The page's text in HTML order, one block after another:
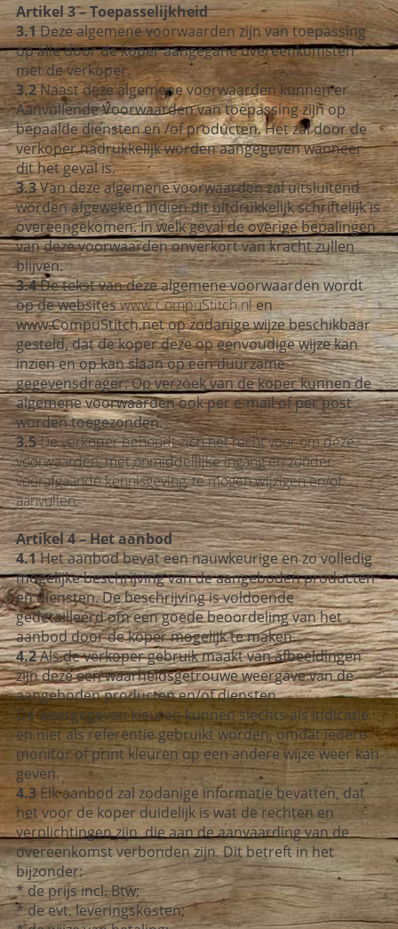
Artikel 3 – Toepasselijkheid
3.1Deze algemene voorwaarden zijn van toepassing
op alle door de koper aangegane overeenkomsten
met de verkoper.
3.2Naast deze algemene voorwaarden kunnen er
Aanvullende Voorwaarden van toepassing zijn op
bepaalde diensten en /of producten. Het zal door de
verkoper nadrukkelijk worden aangegeven wanneer
dit het geval is.
3.3Van deze algemene voorwaarden zal uitsluitend
worden afgeweken indien dit uitdrukkelijk schriftelijk is
overeengekomen. In welk geval de overige bepalingen
van deze voorwaarden onverkort van kracht zullen
blijven.
3.4De tekst van deze algemene voorwaarden wordt
op de websiteswww.CompuStitch.nlen
www.CompuStitch.net op zodanige wijze beschikbaar
gesteld, dat de koper deze op eenvoudige wijze kan
inzien en op kan slaan op een duurzame
gegevensdrager. Op verzoek van de koper kunnen de
algemene voorwaarden ook per e-mail of per post
worden toegezonden.
3.5De verkoper behoudt zich het recht voor om deze
voorwaarden, met onmiddellijke ingang en zonder
voorafgaande kennisgeving, te mogen wijzigen en/of
aanvullen.
Artikel 4 – Het aanbod
4.1Het aanbod bevat een nauwkeurige en zo volledig
mogelijke beschrijving van de aangeboden producten
en diensten. De beschrijving is voldoende
gedetailleerd om een goede beoordeling van het
aanbod door de koper mogelijk te maken.
4.2Als de verkoper gebruik maakt van afbeeldingen
zijn deze een waarheidsgetrouwe weergave van de
aangeboden producten en/of diensten.
De weergegeven kleuren kunnen slechts als indicatie
en niet als referentie gebruikt worden, omdat iedere
monitor of print kleuren op een andere wijze weer kan
geven.
4.3Elk aanbod zal zodanige informatie bevatten, dat
het voor de koper duidelijk is wat de rechten en
verplichtingen zijn, die aan de aanvaarding van de
overeenkomst verbonden zijn. Dit betreft in het
bijzonder:
* de prijs incl. Btw;
* de evt. leveringskosten;